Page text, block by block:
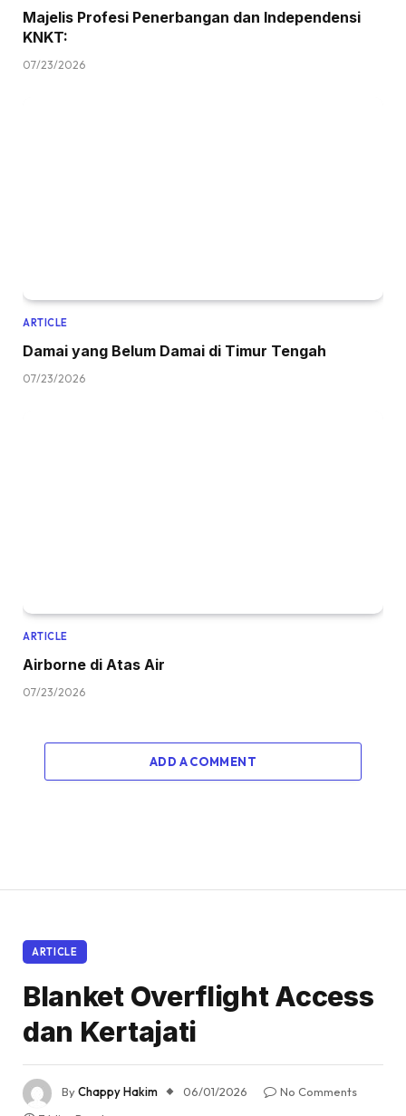
Majelis Profesi Penerbangan dan Independensi
KNKT:
07/23/2026
ARTICLE
Damai yang Belum Damai di Timur Tengah
07/23/2026
ARTICLE
Airborne di Atas Air
07/23/2026
ADD A COMMENT
ARTICLE
Blanket Overflight Access
dan Kertajati
ByChappy Hakim 06/01/2026
No Comments